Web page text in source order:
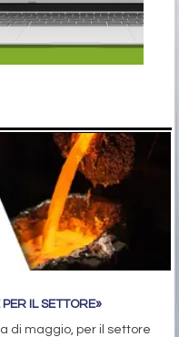
IL SETTORE»
di maggio, per il settore